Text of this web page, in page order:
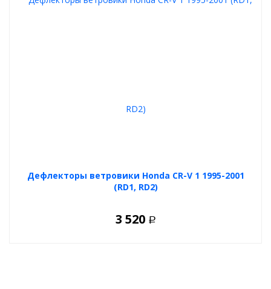
Дефлекторы ветровики Honda CR-V 1 1995-2001
(RD1, RD2)
3 520 Р